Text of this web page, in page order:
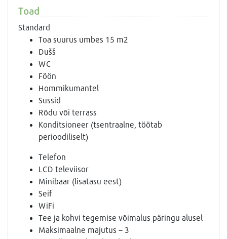
Toad
Standard
Toa suurus umbes 15 m2
Dušš
WC
Föön
Hommikumantel
Sussid
Rõdu või terrass
Konditsioneer (tsentraalne, töötab
perioodiliselt)
Telefon
LCD televiisor
Minibaar (lisatasu eest)
Seif
WiFi
Tee ja kohvi tegemise võimalus päringu alusel
Maksimaalne majutus – 3